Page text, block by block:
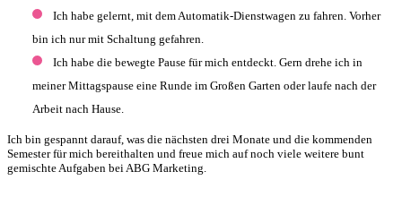
Ich habe gelernt, mit dem Automatik-Dienstwagen zu fahren. Vorher
bin ich nur mit Schaltung gefahren.
Ich habe die bewegte Pause für mich entdeckt. Gern drehe ich in
meiner Mittagspause eine Runde im Großen Garten oder laufe nach der
Arbeit nach Hause.
Ich bin gespannt darauf, was die nächsten drei Monate und die kommenden
Semester für mich bereithalten und freue mich auf noch viele weitere bunt
gemischte Aufgaben bei ABG Marketing.